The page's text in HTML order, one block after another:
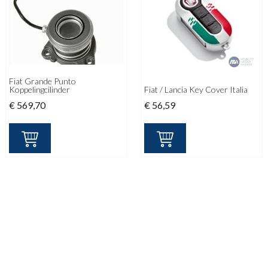
Fiat Grande Punto
Koppelingcilinder
€ 569,70
Fiat / Lancia Key Cover Italia
€ 56,59